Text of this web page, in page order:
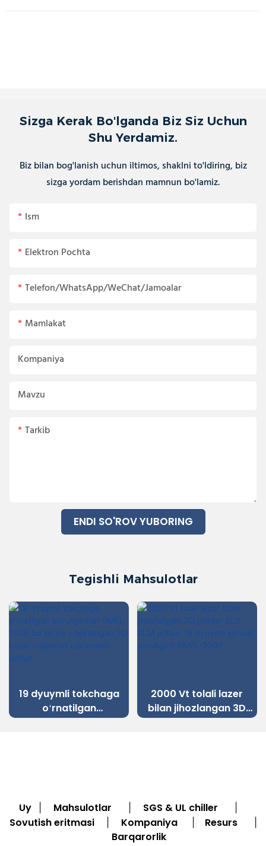
Sizga Kerak Bo'lganda Biz Siz Uchun
Shu Yerdamiz.
Biz bilan bog'lanish uchun iltimos, shaklni to'ldiring, biz
sizga yordam berishdan mamnun bo'lamiz.
Ism
Elektron Pochta
Telefon/WhatsApp/WeChat/Jamoalar
Mamlakat
Kompaniya
Mavzu
Tarkib
ENDI SO'ROV YUBORING
Tegishli Mahsulotlar
19 dyuymli tokchaga
oʻrnatilgan
sovutgichlar RMFL-1500
2000 Vt tolali lazer
bilan jihozlangan 3D
printer SLS SLM uchun
Uy Mahsulotlar SGS & UL chiller
Sovutish eritmasi Kompaniya Resurs
Barqarorlik